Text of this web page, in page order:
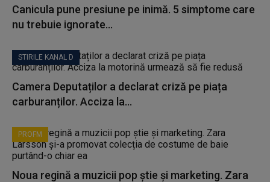
Canicula pune presiune pe inimă. 5 simptome care
nu trebuie ignorate...
STIRILE KANAL D
Camera Deputaților a declarat criză pe piața
carburanților. Acciza la...
PROFM
Noua regină a muzicii pop știe și marketing. Zara